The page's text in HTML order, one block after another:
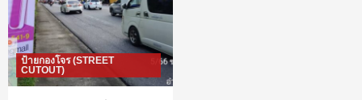
ป้ายกองโจร (STREET
CUTOUT)